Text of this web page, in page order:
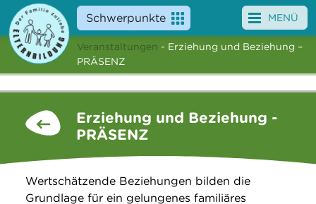
Schwerpunkte
Angebote
News
Über uns
MENÜ
Veranstaltungen - Erziehung und Beziehung –
PRÄSENZ
Erziehung und Beziehung -
PRÄSENZ
Wertschätzende Beziehungen bilden die
Grundlage für ein gelungenes familiäres